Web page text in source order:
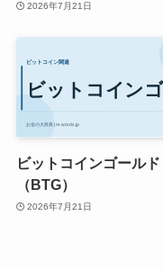
2026年7月21日
ビットコインゴールド
（BTG）
2026年7月21日